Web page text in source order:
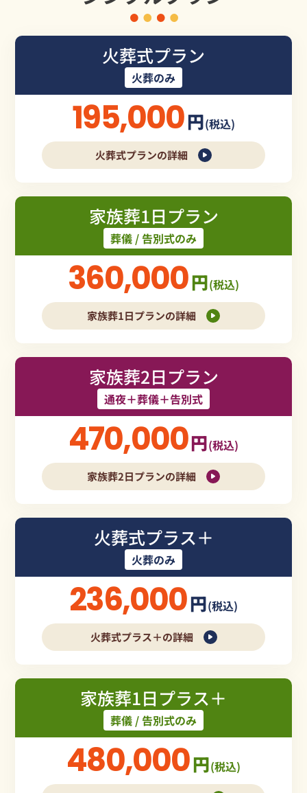
火葬式プラン
火葬のみ
195,000円(税込)
火葬式プランの詳細
家族葬1日プラン
葬儀 / 告別式のみ
360,000円(税込)
家族葬1日プランの詳細
家族葬2日プラン
通夜＋葬儀＋告別式
470,000円(税込)
家族葬2日プランの詳細
火葬式プラス＋
火葬のみ
236,000円(税込)
火葬式プラス＋の詳細
家族葬1日プラス＋
葬儀 / 告別式のみ
480,000円(税込)